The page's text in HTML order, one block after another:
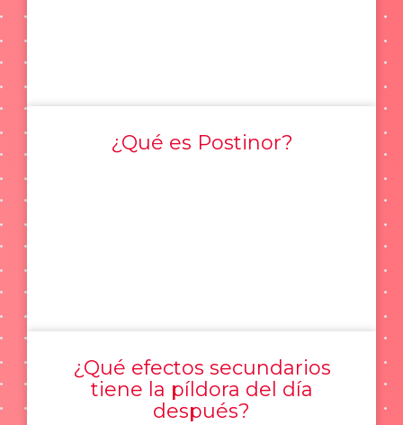
¿Qué es Postinor?
¿Qué efectos secundarios
tiene la píldora del día
después?